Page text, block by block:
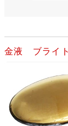
金液 ブライ